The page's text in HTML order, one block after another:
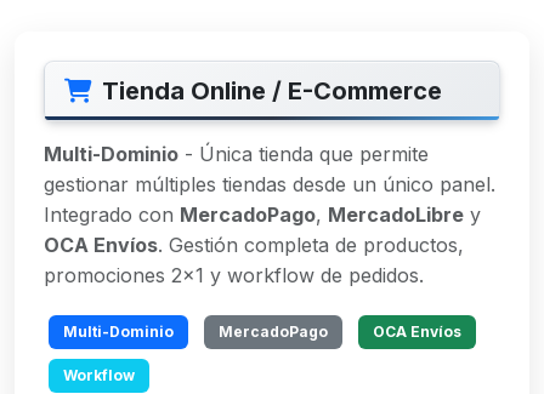
Tienda Online / E-Commerce
Multi-Dominio - Única tienda que permite
gestionar múltiples tiendas desde un único panel.
Integrado con MercadoPago, MercadoLibre y
OCA Envíos. Gestión completa de productos,
promociones 2x1 y workflow de pedidos.
Multi-Dominio MercadoPago OCA Envíos
Workflow